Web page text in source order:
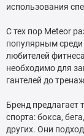
использования
С тех пор Meteor
популярным
любителей
необходимо для
гантелей до
Бренд
спорта: бокса,
других. Они